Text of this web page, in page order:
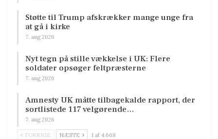
Støtte til Trump afskrækker mange unge fra
at gå i kirke
7. aug 2026
Nyt tegn på stille vækkelse i UK: Flere
soldater opsøger feltpræsterne
7. aug 2026
Amnesty UK måtte tilbagekalde rapport, der
sortlistede 117 velgørende…
7. aug 2026
FORRIGE NÆSTE 1 af 4.668